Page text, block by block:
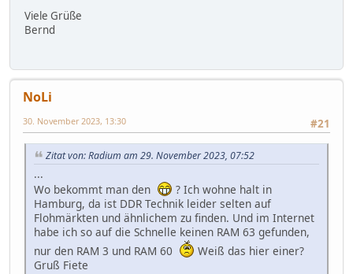
Viele Grüße
Bernd
NoLi
#21
30. November 2023, 13:30
Zitat von: Radium am 29. November 2023, 07:52
...
Wo bekommt man den
? Ich wohne halt in
Hamburg, da ist DDR Technik leider selten auf
Flohmärkten und ähnlichem zu finden. Und im Internet
habe ich so auf die Schnelle keinen RAM 63 gefunden,
nur den RAM 3 und RAM 60
Weiß das hier einer?
Gruß Fiete